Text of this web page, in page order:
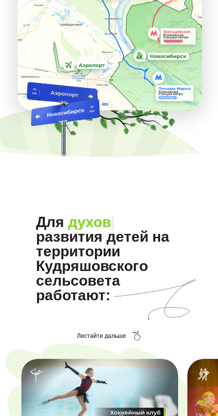
Для творческо
развития детей на
территории
Кудряшовского
сельсовета
работают:
Листайте дальше